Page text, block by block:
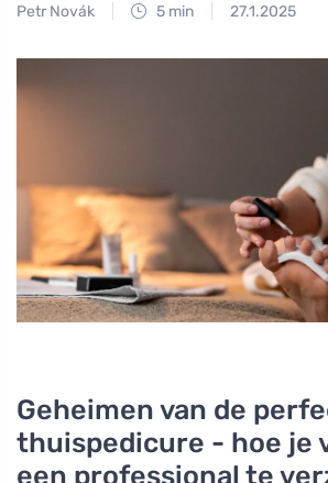
Petr Novák 5 min 27.1.2025
Geheimen van de
thuispedicure - hoe je
een professional te